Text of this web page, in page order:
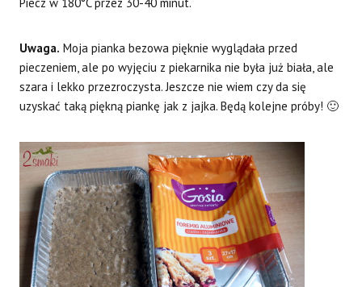
Piecz w 180°C przez 30-40 minut.
Uwaga. Moja pianka bezowa pięknie wyglądała przed
pieczeniem, ale po wyjęciu z piekarnika nie była już biała, ale
szara i lekko przezroczysta. Jeszcze nie wiem czy da się
uzyskać taką piękną piankę jak z jajka. Będą kolejne próby! 🙂